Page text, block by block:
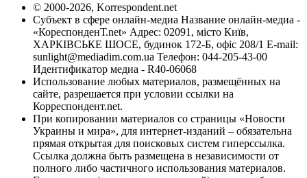
© 2000-2026, Korrespondent.net
Субъект в сфере онлайн-медиа Название онлайн-медиа -
«КореспонденТ.net» Адрес: 02091, місто Київ,
ХАРКІВСЬКЕ ШОСЕ, будинок 172-Б, офіс 208/1 E-mail:
sunlight@mediadim.com.ua Телефон: 044-205-43-00
Идентификатор медиа - R40-06068
Использование любых материалов, размещённых на
сайте, разрешается при условии ссылки на
Корреспондент.net.
При копировании материалов со страницы «Новости
Украины и мира», для интернет-изданий – обязательна
прямая открытая для поисковых систем гиперссылка.
Ссылка должна быть размещена в независимости от
полного либо частичного использования материалов.